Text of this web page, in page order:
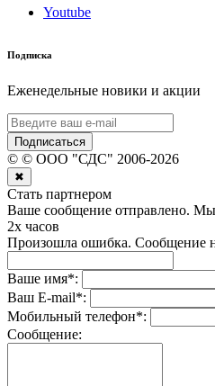
Youtube
Подписка
Еженедельные новики и акции
Подписаться
© © ООО "СДС" 2006-2026
✖
Стать партнером
Ваше сообщение отправлено.
2х часов
Произошла ошибка. Сообщение
Ваше имя*:
Ваш E-mail*:
Мобильный телефон*:
Сообщение: